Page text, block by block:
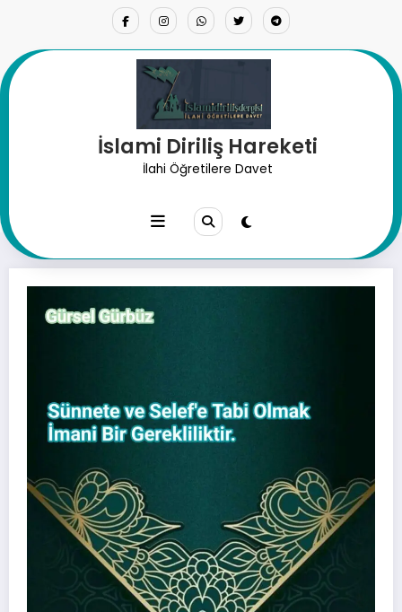
İslami Diriliş Hareketi
İlahi Öğretilere Davet
Sünnete ve Selef’e Tabi Olmak